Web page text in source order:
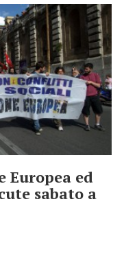
Europea ed
sabato a